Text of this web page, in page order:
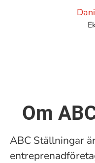
Om
ABC Ställningar